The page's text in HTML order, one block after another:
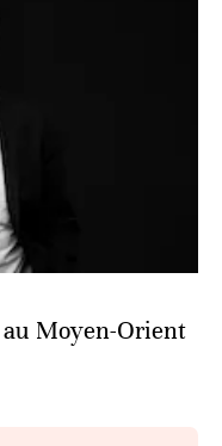
Moyen-Orient